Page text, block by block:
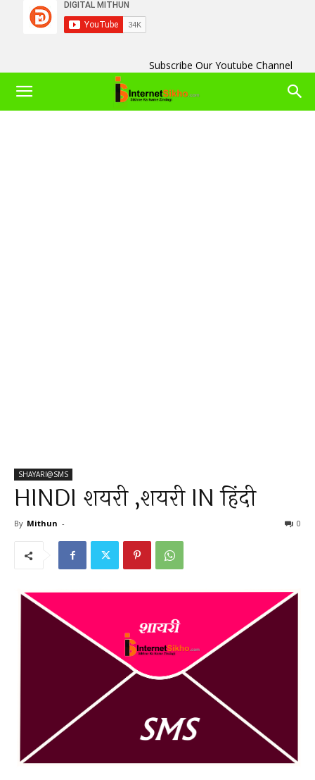
Subscribe Our Youtube Channel
SHAYARI@SMS
HINDI शयरी ,शयरी IN हिंदी
By Mithun - 0